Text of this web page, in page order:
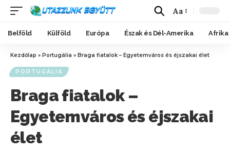
Aa
Belföld Külföld Európa Észak és Dél-Amerika Afrika
Kezdőlap » Portugália » Braga fiatalok – Egyetemváros és éjszakai élet
PORTUGÁLIA
Braga fiatalok –
Egyetemváros és éjszakai
élet